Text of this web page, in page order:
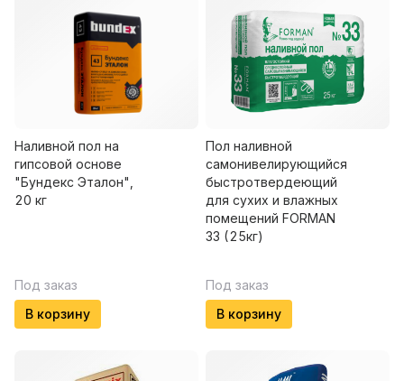
Наливной пол на
гипсовой основе
"Бундекс Эталон",
20 кг
Под заказ
В корзину
Пол наливной
самонивелирующийся
быстротвердеющий
для сухих и влажных
помещений FORMAN
33 (25кг)
Под заказ
В корзину